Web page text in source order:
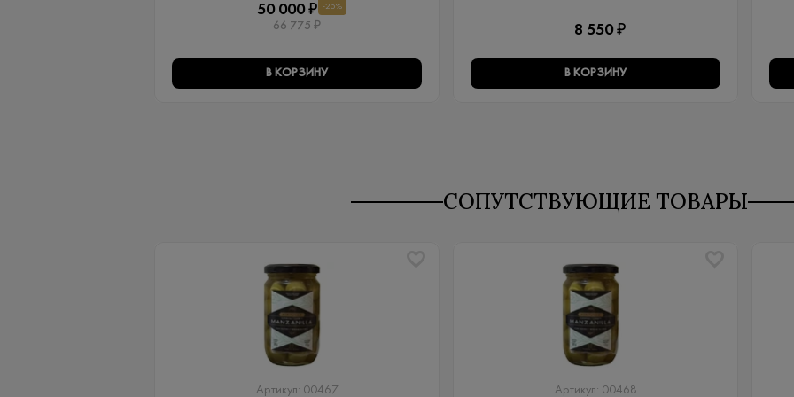
50 000 ₽ -25%
66 775 ₽
В КОРЗИНУ
8 550 ₽
В КОРЗИНУ
СОПУТСТВУЮЩИЕ ТОВАРЫ
Артикул: 00467 Артикул: 00468